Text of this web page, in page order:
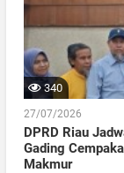
340
27/07/2026
DPRD Riau
Gading
Makmur